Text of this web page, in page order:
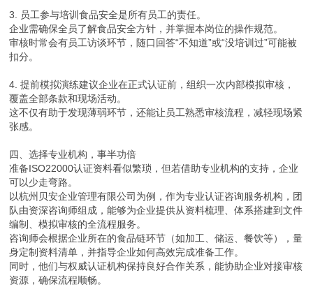
3. 员工参与培训食品安全是所有员工的责任。
企业需确保全员了解食品安全方针，并掌握本岗位的操作规范。
审核时常会有员工访谈环节，随口回答“不知道”或“没培训过”可能被
扣分。
4. 提前模拟演练建议企业在正式认证前，组织一次内部模拟审核，
覆盖全部条款和现场活动。
这不仅有助于发现薄弱环节，还能让员工熟悉审核流程，减轻现场紧
张感。
四、选择专业机构，事半功倍
准备ISO22000认证资料看似繁琐，但若借助专业机构的支持，企业
可以少走弯路。
以杭州贝安企业管理有限公司为例，作为专业认证咨询服务机构，团
队由资深咨询师组成，能够为企业提供从资料梳理、体系搭建到文件
编制、模拟审核的全流程服务。
咨询师会根据企业所在的食品链环节（如加工、储运、餐饮等），量
身定制资料清单，并指导企业如何高效完成准备工作。
同时，他们与权威认证机构保持良好合作关系，能协助企业对接审核
资源，确保流程顺畅。